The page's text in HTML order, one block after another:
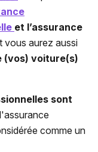
et l’assurance
vous aurez aussi
(vos) voiture(s)
sont
comme un